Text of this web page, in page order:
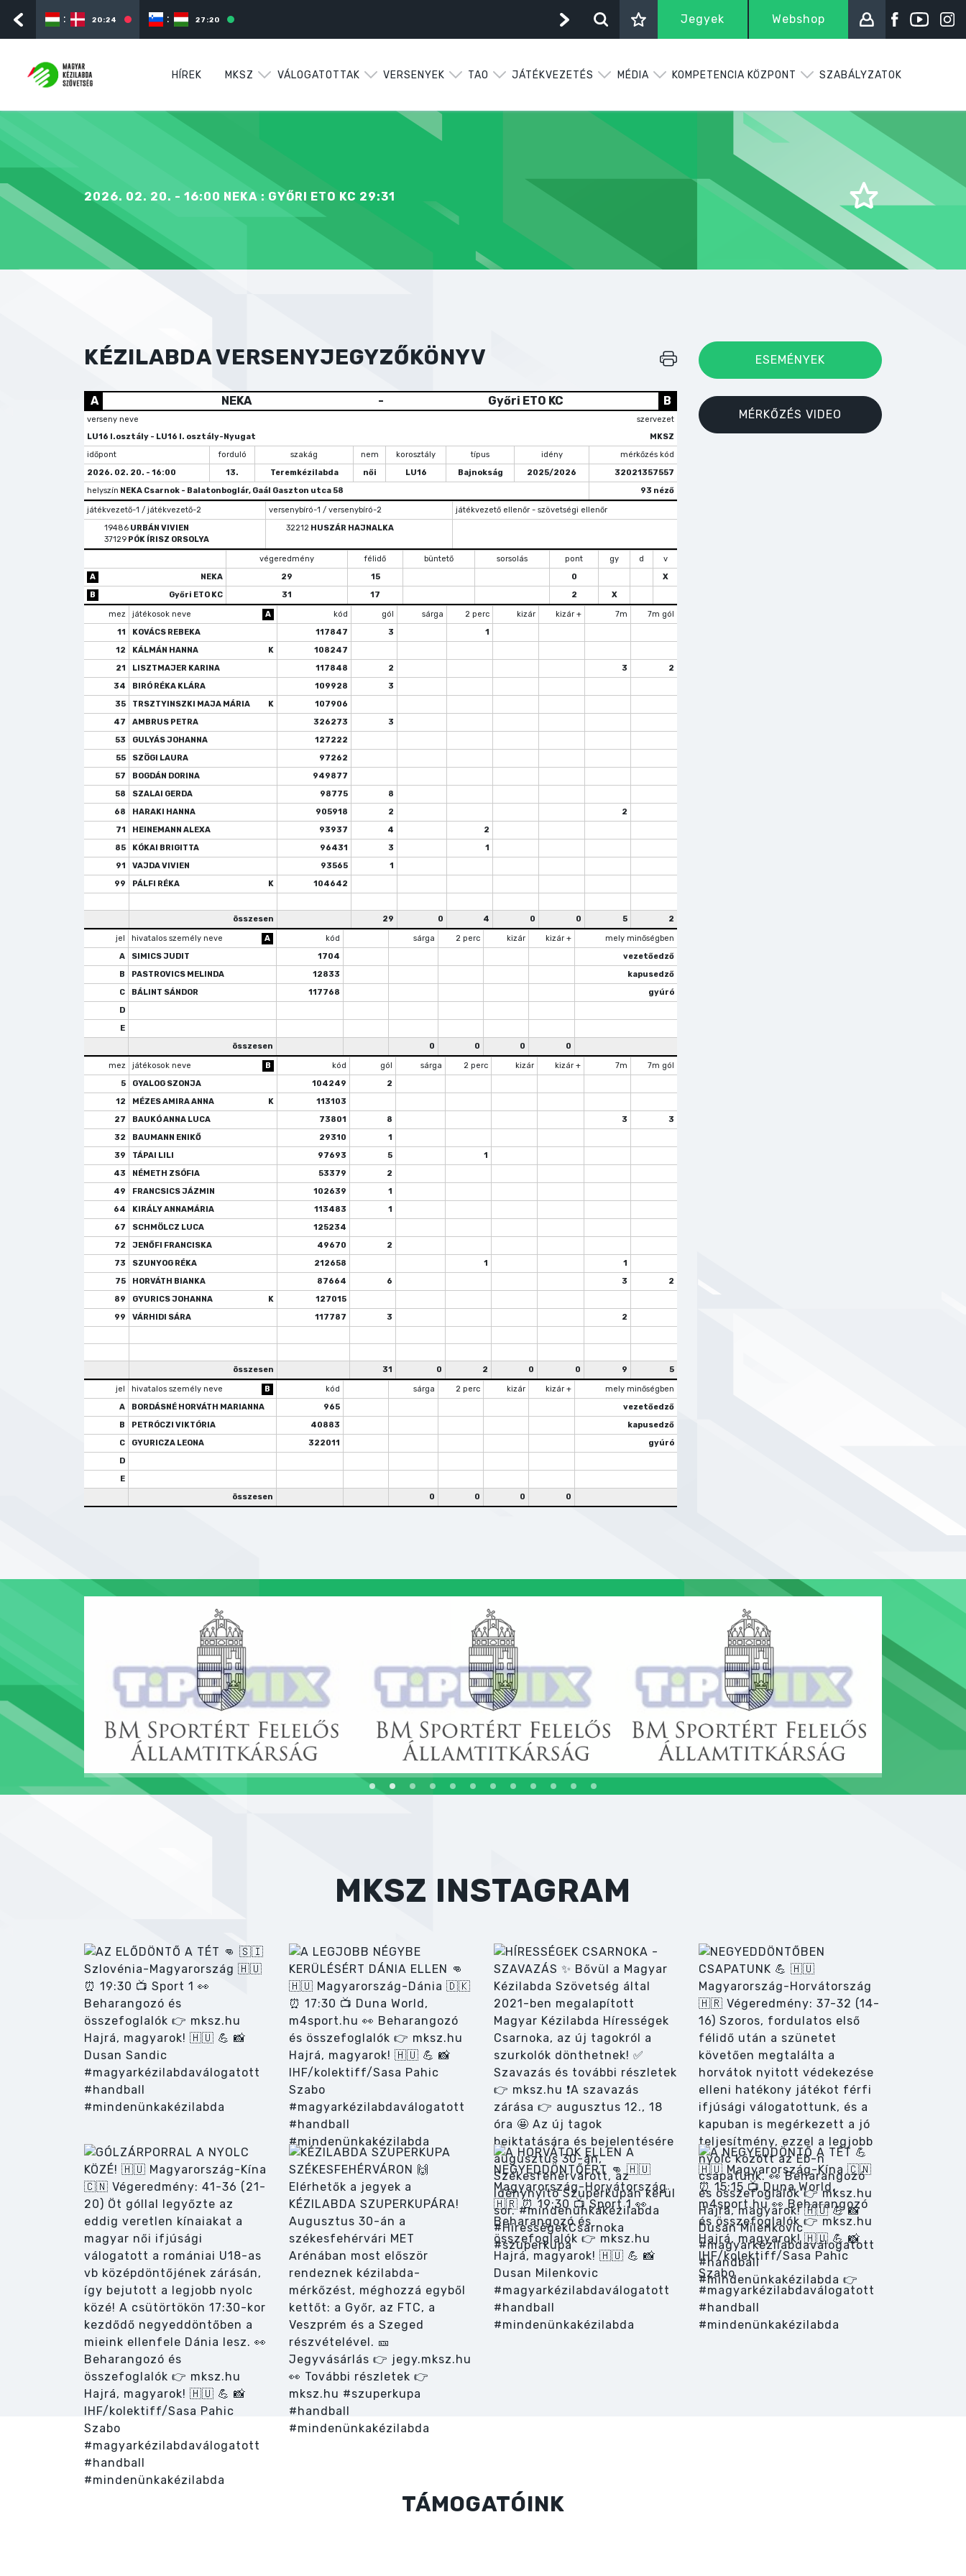
: 20:24 : 27:20 Jegyek Webshop
HÍREK MKSZ VÁLOGATOTTAK VERSENYEK TAO JÁTÉKVEZETÉS MÉDIA KOMPETENCIA KÖZPONT SZABÁLYZATOK
2026. 02. 20. - 16:00 NEKA : GYŐRI ETO KC 29:31
KÉZILABDA VERSENYJEGYZŐKÖNYV
A NEKA - B
Győri ETO KC
verseny neve
szervezet
LU16 I.osztály - LU16 I. osztály-Nyugat
MKSZ
időpont
forduló szakág nem korosztály típus idény
mérkőzés kód
2026. 02. 20. - 16:00
13. Teremkézilabda női LU16 Bajnokság 2025/2026
32021357557
helyszín NEKA Csarnok - Balatonboglár, Gaál Gaszton utca 58 93 néző
játékvezető-1 / játékvezető-2 versenybíró-1 / versenybíró-2
játékvezető ellenőr - szövetségi ellenőr
19486 URBÁN VIVIEN
37129 PÓK ÍRISZ ORSOLYA
32212 HUSZÁR HAJNALKA
végeredmény félidő büntető sorsolás pont gy d
v
A
NEKA 29 15 0
X
B
Győri ETO KC 31 17 2 X
mez játékosok neve A kód gól sárga 2 perc kizár kizár + 7m
7m gól
11
KOVÁCS REBEKA 117847 3
1
12
KÁLMÁN HANNA K
108247
21
LISZTMAJER KARINA 117848 2 3
2
34
BIRÓ RÉKA KLÁRA 109928
3
35
TRSZTYINSZKI MAJA MÁRIA K
107906
47
AMBRUS PETRA 326273
3
53
GULYÁS JOHANNA
127222
55
SZÖGI LAURA
97262
57
BOGDÁN DORINA
949877
58
SZALAI GERDA 98775
8
68
HARAKI HANNA 905918 2
2
71
HEINEMANN ALEXA 93937 4
2
85
KÓKAI BRIGITTA 96431 3
1
91
VAJDA VIVIEN 93565
1
99
PÁLFI RÉKA K 104642
összesen 29 0 4 0 0 5 2
jel hivatalos személy neve A kód sárga 2 perc kizár kizár +
mely minőségben
A
SIMICS JUDIT 1704
vezetőedző
B
PASTROVICS MELINDA 12833
kapusedző
C
BÁLINT SÁNDOR 117768
gyúró
D
E
összesen
0 0 0 0
mez játékosok neve B kód gól sárga 2 perc kizár kizár + 7m
7m gól
5
GYALOG SZONJA 104249
2
12
MÉZES AMIRA ANNA K
113103
27
BAUKÓ ANNA LUCA 73801 8 3
3
32
BAUMANN ENIKŐ 29310
1
39
TÁPAI LILI 97693 5
1
43
NÉMETH ZSÓFIA 53379
2
49
FRANCSICS JÁZMIN 102639
1
64
KIRÁLY ANNAMÁRIA 113483
1
67
SCHMÖLCZ LUCA
125234
72
JENŐFI FRANCISKA 49670
2
73
SZUNYOG RÉKA 212658 1
1
75
HORVÁTH BIANKA 87664 6 3
2
89
GYURICS JOHANNA K
127015
99
VÁRHIDI SÁRA 117787 3 2
összesen 31 0 2 0 0 9 5
jel hivatalos személy neve B kód sárga 2 perc kizár kizár +
mely minőségben
A
BORDÁSNÉ HORVÁTH MARIANNA 965
vezetőedző
B
PETRÓCZI VIKTÓRIA 40883
kapusedző
C
GYURICZA LEONA 322011
gyúró
D
E
összesen
0 0 0 0
ESEMÉNYEK
MÉRKŐZÉS VIDEO
MKSZ INSTAGRAM
TÁMOGATÓINK